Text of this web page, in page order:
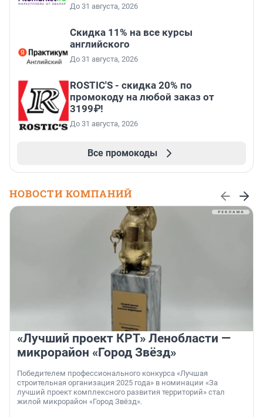
До 31 августа, 2026
Скидка 11% на все курсы
английского
До 31 августа, 2026
ROSTIC'S - скидка 20% по
промокоду на любой заказ от
3199₽!
До 31 августа, 2026
Все промокоды
НОВОСТИ КОМПАНИЙ
«Лучший проект КРТ» Ленобласти —
микрорайон «Город Звёзд»
Победителем профессионального конкурса «Лучшая
строительная организация 2025 года» в номинации «За
лучший проект комплексного развития территорий» стал
жилой микрорайон «Город Звёзд».